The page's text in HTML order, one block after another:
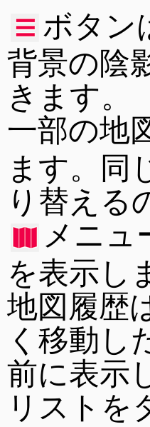
ボタン
背景の陰
きます。
一部の地
ます。同
り替える
メニュ
を表示し
地図履歴
く移動し
前に表示
リストを